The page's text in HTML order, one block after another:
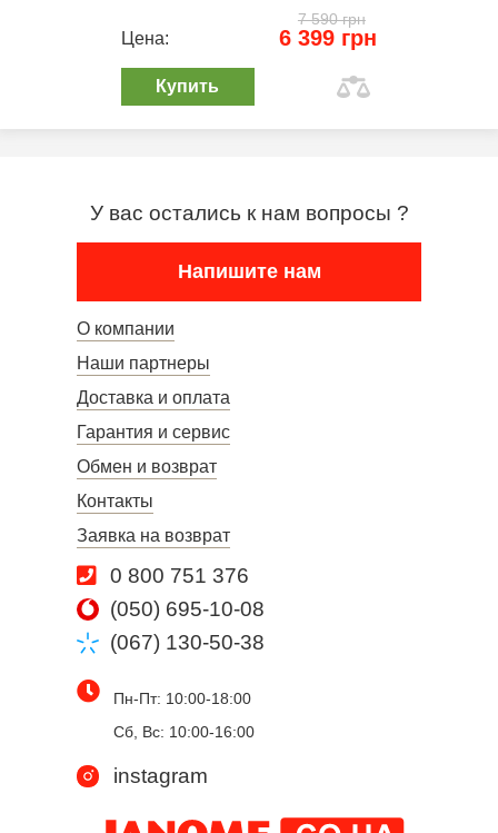
7 590 грн
Цена: 6 399 грн
Купить
У вас остались к нам вопросы ?
Напишите нам
О компании
Наши партнеры
Доставка и оплата
Гарантия и сервис
Обмен и возврат
Контакты
Заявка на возврат
0 800 751 376
(050) 695-10-08
(067) 130-50-38
Пн-Пт: 10:00-18:00
Сб, Вс: 10:00-16:00
instagram